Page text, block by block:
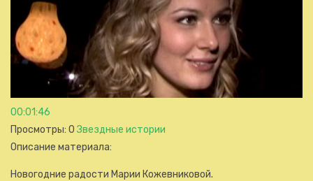
00:01:46
Просмотры: 0 Звездные истории
Описание материала:
Новогодние радости Марии Кожевниковой.